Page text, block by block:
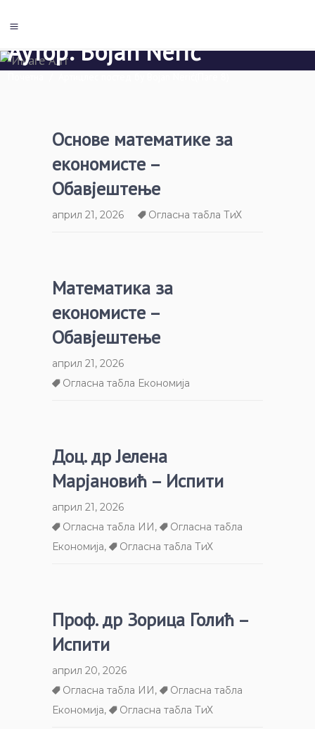
Аутор: Bojan Nerić
Основе математике за
економисте –
Обавјештење
април 21, 2026 Огласна табла ТиХ
Математика за
економисте –
Обавјештење
април 21, 2026
Огласна табла Економија
Доц. др Јелена
Марјановић – Испити
април 21, 2026
Огласна табла ИИ,
Огласна табла
Економија, Огласна табла ТиХ
Проф. др Зорица Голић –
Испити
април 20, 2026
Огласна табла ИИ,
Огласна табла
Економија, Огласна табла ТиХ